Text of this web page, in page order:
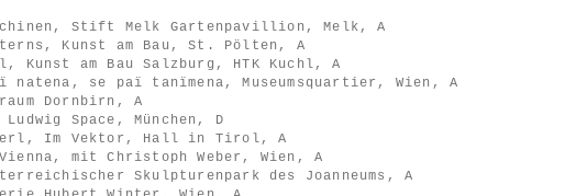
Stift Melk Gartenpavillion, Melk, A
Kunst am Bau, St. Pölten, A
Kunst am Bau Salzburg, HTK Kuchl, A
natena, se paï tanïmena, Museumsquartier, Wien, A
Dornbirn, A
Space, München, D
Im Vektor, Hall in Tirol, A
mit Christoph Weber, Wien, A
Skulpturenpark des Joanneums, A